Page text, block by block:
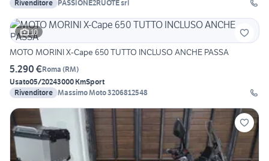
Rivenditore PASSIONE2RUOTE srl
10
MOTO MORINI X-Cape 650 TUTTO INCLUSO ANCHE PASSA
5.290 €Roma (RM)
Usato05/20243000 KmSport
Rivenditore Massimo Moto 3206812548